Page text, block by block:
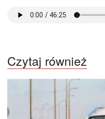
Czytaj również